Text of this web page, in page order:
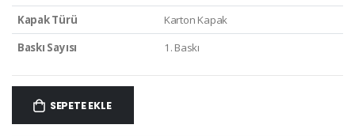
Kapak Türü
Karton Kapak
Baskı Sayısı
1. Baskı
SEPETE EKLE